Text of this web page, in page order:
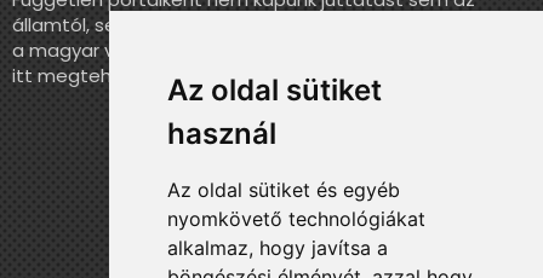
Az oldal sütiket
használ
Az oldal sütiket és egyéb
nyomkövető technológiákat
alkalmaz, hogy javítsa a
államtól, sem más szervezettől. Ha szeretnél segíteni
a magyar válogatott történelmének feldolgozásában,
itt megteheted.